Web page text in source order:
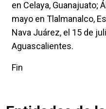
en Celaya, Guanajuato;
mayo en Tlalmanalco,
Nava Juárez, el 15 de
Aguascalientes.
Fin